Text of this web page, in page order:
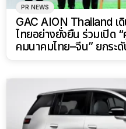
PR NEWS
GAC AION Thailand เ
ไทยอย่างยั่งยืน ร่วมเปิด
คมนาคมไทย–จีน” ยกระ